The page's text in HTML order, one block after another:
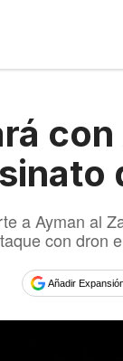
a Ayman al
con dron
Añadir